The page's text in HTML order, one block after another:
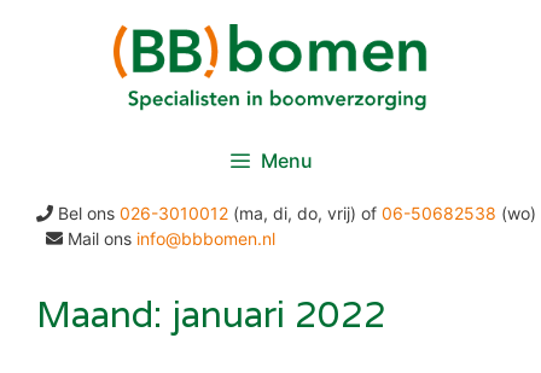
Menu
Bel ons 026-3010012 (ma, di, do, vrij) of 06-50682538 (wo)
Mail ons info@bbbomen.nl
Maand: januari 2022